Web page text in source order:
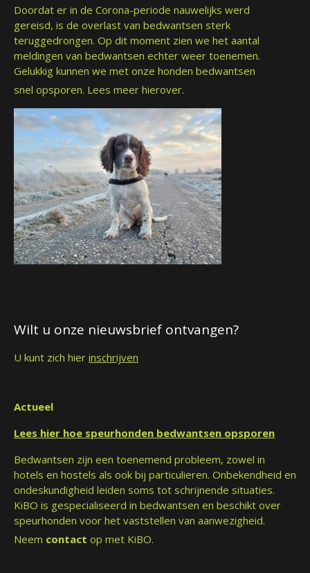
Doordat er in de Corona-periode nauwelijks werd
gereisd, is de overlast van bedwantsen sterk
teruggedrongen. Op dit moment zien we het aantal
meldingen van bedwantsen echter weer toenemen.
Gelukkig kunnen we met onze honden bedwantsen
snel opsporen. Lees meer hierover.
Wilt u onze nieuwsbrief ontvangen?
U kunt zich hier inschrijven
Actueel
Lees hier hoe speurhonden bedwantsen opsporen
Bedwantsen zijn een toenemend probleem, zowel in
hotels en hostels als ook bij particulieren. Onbekendheid en
ondeskundigheid leiden soms tot schrijnende situaties.
KiBO is gespecialiseerd in bedwantsen en beschikt over
speurhonden voor het vaststellen van aanwezigheid.
Neem contact op met KiBO.